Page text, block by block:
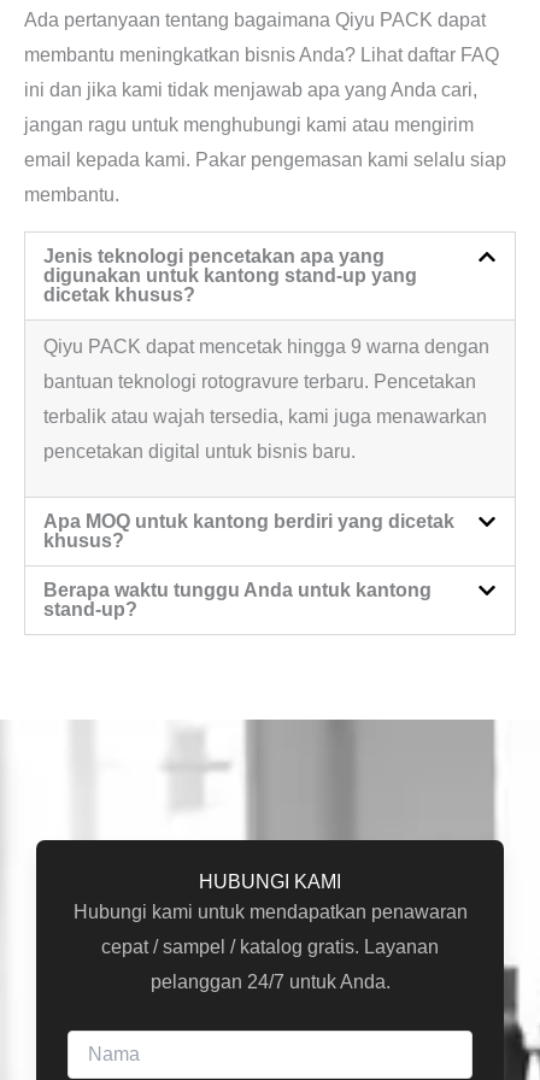
Ada pertanyaan tentang bagaimana Qiyu PACK dapat
membantu meningkatkan bisnis Anda? Lihat daftar FAQ
ini dan jika kami tidak menjawab apa yang Anda cari,
jangan ragu untuk menghubungi kami atau mengirim
email kepada kami. Pakar pengemasan kami selalu siap
membantu.
Jenis teknologi pencetakan apa yang
digunakan untuk kantong stand-up yang
dicetak khusus?
Qiyu PACK dapat mencetak hingga 9 warna dengan
bantuan teknologi rotogravure terbaru. Pencetakan
terbalik atau wajah tersedia, kami juga menawarkan
pencetakan digital untuk bisnis baru.
Apa MOQ untuk kantong berdiri yang dicetak
khusus?
Berapa waktu tunggu Anda untuk kantong
stand-up?
HUBUNGI KAMI
Hubungi kami untuk mendapatkan penawaran
cepat / sampel / katalog gratis. Layanan
pelanggan 24/7 untuk Anda.